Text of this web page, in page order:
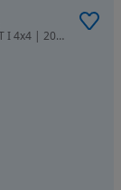
Weidemann 1280 mini ładowarka kołowa faktura VAT I 4x4 | 2015 | 3992 m